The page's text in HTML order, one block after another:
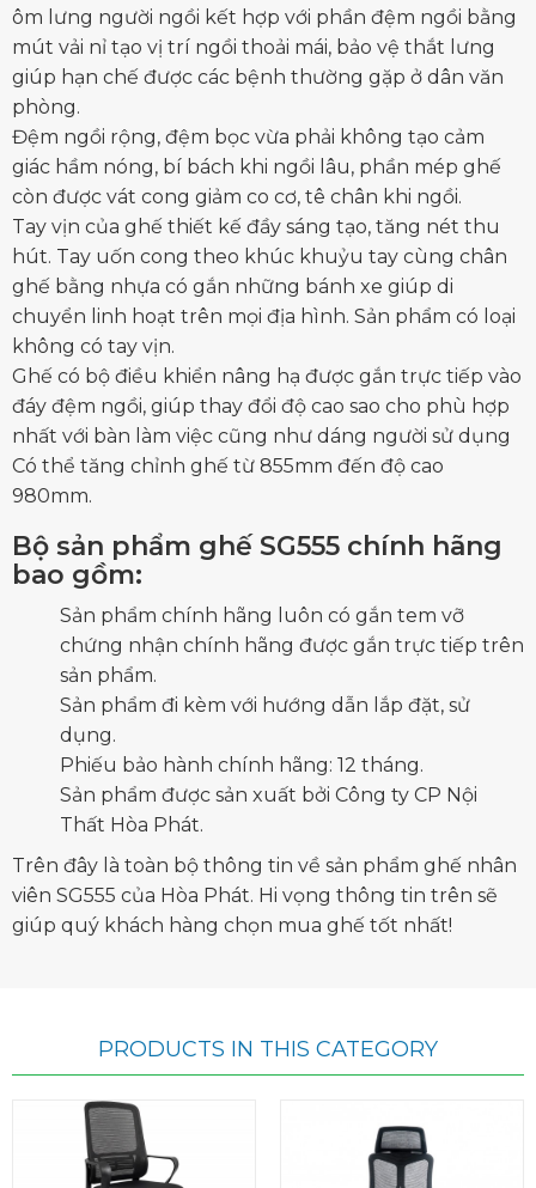
ôm lưng người ngồi kết hợp với phần đệm ngồi bằng
mút vải nỉ tạo vị trí ngồi thoải mái, bảo vệ thắt lưng
giúp hạn chế được các bệnh thường gặp ở dân văn
phòng.
Đệm ngồi rộng, đệm bọc vừa phải không tạo cảm
giác hầm nóng, bí bách khi ngồi lâu, phần mép ghế
còn được vát cong giảm co cơ, tê chân khi ngồi.
Tay vịn của ghế thiết kế đầy sáng tạo, tăng nét thu
hút. Tay uốn cong theo khúc khuỷu tay cùng chân
ghế bằng nhựa có gắn những bánh xe giúp di
chuyển linh hoạt trên mọi địa hình. Sản phẩm có loại
không có tay vịn.
Ghế có bộ điều khiển nâng hạ được gắn trực tiếp vào
đáy đệm ngồi, giúp thay đổi độ cao sao cho phù hợp
nhất với bàn làm việc cũng như dáng người sử dụng
Có thể tăng chỉnh ghế từ 855mm đến độ cao
980mm.
Bộ sản phẩm ghế SG555 chính hãng
bao gồm:
Sản phẩm chính hãng luôn có gắn tem vỡ
chứng nhận chính hãng được gắn trực tiếp trên
sản phẩm.
Sản phẩm đi kèm với hướng dẫn lắp đặt, sử
dụng.
Phiếu bảo hành chính hãng: 12 tháng.
Sản phẩm được sản xuất bởi Công ty CP Nội
Thất Hòa Phát.
Trên đây là toàn bộ thông tin về sản phẩm ghế nhân
viên SG555 của Hòa Phát. Hi vọng thông tin trên sẽ
giúp quý khách hàng chọn mua ghế tốt nhất!
PRODUCTS IN THIS CATEGORY